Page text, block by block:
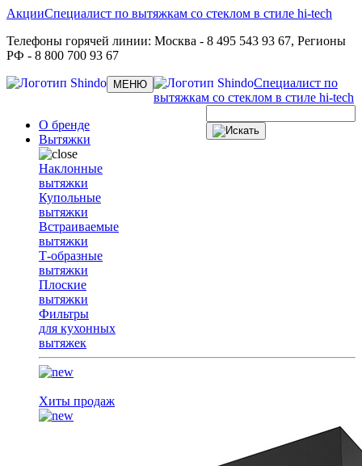
Акции
Телефоны горячей линии: Москва - 8 495 543 93 67, Регионы
РФ - 8 800 700 93 67
Специалист по вытяжкам со стеклом в стиле hi-tech
Toggle
navigation
МЕНЮ
Специалист по
вытяжкам со стеклом в стиле hi-tech
О бренде
Вытяжки
Наклонные
вытяжки
Купольные
вытяжки
Встраиваемые
вытяжки
Т-образные
вытяжки
Плоские
вытяжки
Фильтры
для кухонных
вытяжек
Хиты продаж